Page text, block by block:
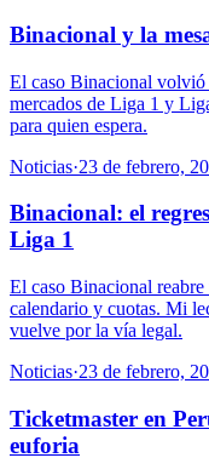
Binacional y la
El caso Binacional volvió
mercados de Liga 1 y
para quien espera.
Noticias·23 de febrero,
Binacional: el
Liga 1
El caso Binacional
calendario y cuotas. Mi
vuelve por la vía legal.
Noticias·23 de febrero,
Ticketmaster en
euforia